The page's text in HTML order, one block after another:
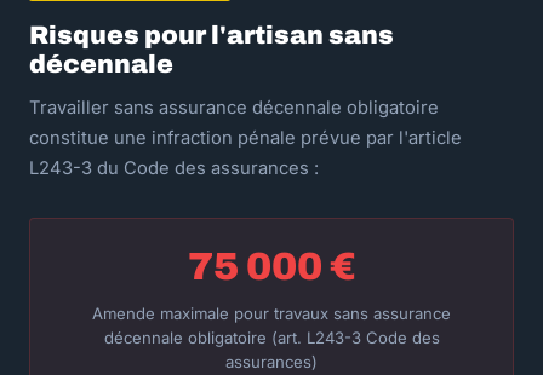
Risques pour l'artisan sans
décennale
Travailler sans assurance décennale obligatoire
constitue une infraction pénale prévue par l'article
L243-3 du Code des assurances :
75 000 €
Amende maximale pour travaux sans assurance
décennale obligatoire (art. L243-3 Code des
assurances)